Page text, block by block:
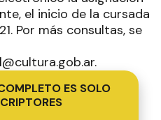
el inicio de la cursada
Por más consultas, se
ES SOLO